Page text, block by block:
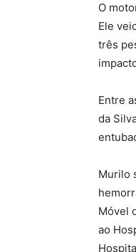
O
Ele
três
Entre
da
Murilo
Móvel
ao